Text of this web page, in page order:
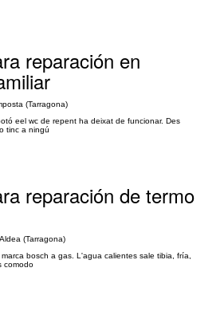
reparación en
(Tarragona)
eel wc de repent ha deixat de funcionar. Des
tinc a ningú
reparación de termo
(Tarragona)
bosch a gas. L'agua calientes sale tibia, fría,
comodo